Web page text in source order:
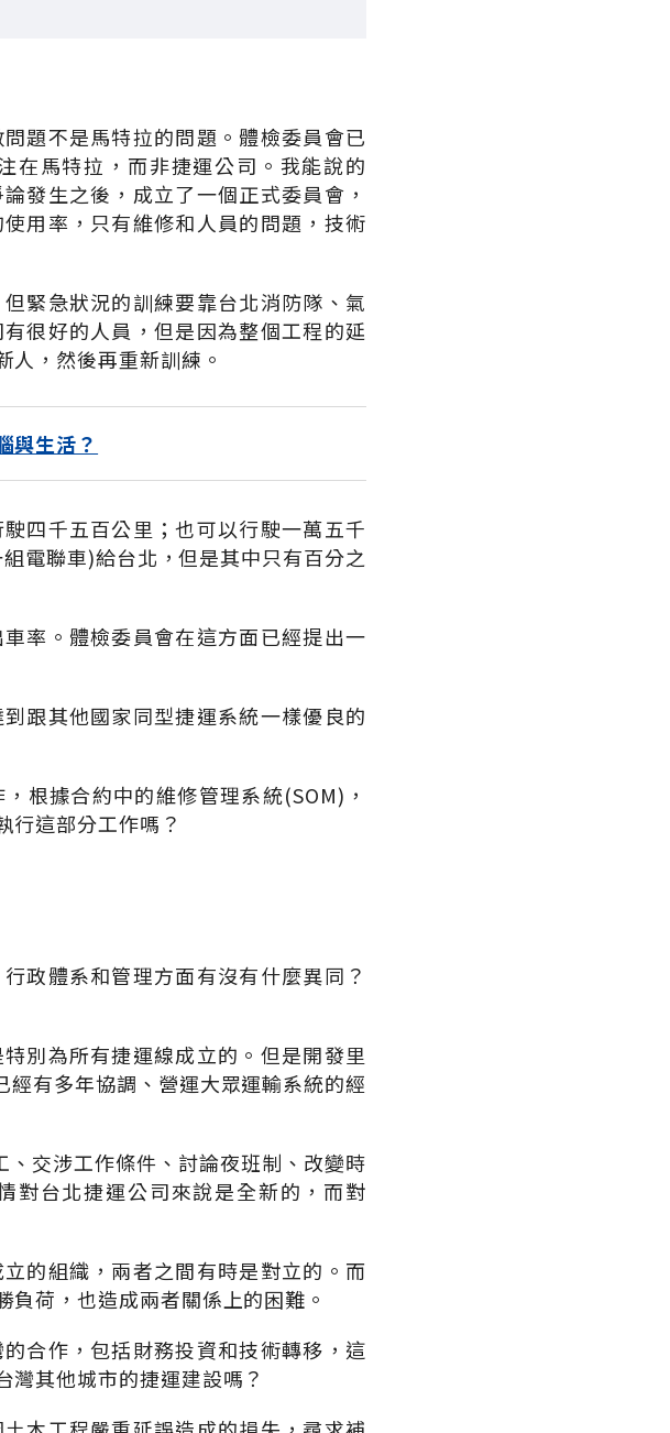
題不是馬特拉的問題。體檢委員會已
在馬特拉，而非捷運公司。我能說的
發生之後，成立了一個正式委員會，
用率，只有維修和人員的問題，技術
緊急狀況的訓練要靠台北消防隊、氣
很好的人員，但是因為整個工程的延
，然後再重新訓練。
與生活？
四千五百公里；也可以行駛一萬五千
電聯車)給台北，但是其中只有百分之
率。體檢委員會在這方面已經提出一
跟其他國家同型捷運系統一樣優良的
根據合約中的維修管理系統(SOM)，
行這部分工作嗎？
政體系和管理方面有沒有什麼異同？
別為所有捷運線成立的。但是開發里
經有多年協調、營運大眾運輸系統的經
、交涉工作條件、討論夜班制、改變時
對台北捷運公司來說是全新的，而對
的組織，兩者之間有時是對立的。而
荷，也造成兩者關係上的困難。
合作，包括財務投資和技術轉移，這
灣其他城市的捷運建設嗎？